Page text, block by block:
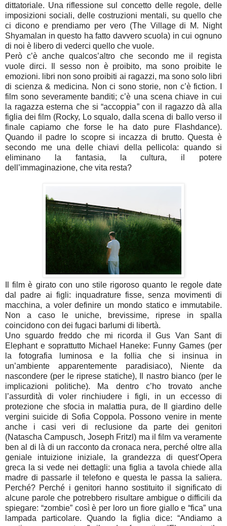
dittatoriale. Una riflessione sul concetto delle regole, delle
imposizioni sociali, delle costruzioni mentali, su quello che
ci dicono e prendiamo per vero (The Village di M. Night
Shyamalan in questo ha fatto davvero scuola) in cui ognuno
di noi è libero di vederci quello che vuole.
Però c’è anche qualcos’altro che secondo me il regista
vuole dirci. Il sesso non è proibito, ma sono proibite le
emozioni. libri non sono proibiti ai ragazzi, ma sono solo libri
di scienza & medicina. Non ci sono storie, non c’è fiction. I
film sono severamente banditi; c’è una scena chiave in cui
la ragazza esterna che si “accoppia” con il ragazzo dà alla
figlia dei film (Rocky, Lo squalo, dalla scena di ballo verso il
finale capiamo che forse le ha dato pure Flashdance).
Quando il padre lo scopre si incazza di brutto. Questa è
secondo me una delle chiavi della pellicola: quando si
eliminano la fantasia, la cultura, il potere
dell’immaginazione, che vita resta?
Il film è girato con uno stile rigoroso quanto le regole date
dal padre ai figli: inquadrature fisse, senza movimenti di
macchina, a voler definire un mondo statico e immutabile.
Non a caso le uniche, brevissime, riprese in spalla
coincidono con dei fugaci barlumi di libertà.
Uno sguardo freddo che mi ricorda il Gus Van Sant di
Elephant e soprattutto Michael Haneke: Funny Games (per
la fotografia luminosa e la follia che si insinua in
un’ambiente apparentemente paradisiaco), Niente da
nascondere (per le riprese statiche), Il nastro bianco (per le
implicazioni politiche). Ma dentro c’ho trovato anche
l’assurdità di voler rinchiudere i figli, in un eccesso di
protezione che sfocia in malattia pura, de Il giardino delle
vergini suicide di Sofia Coppola. Possono venire in mente
anche i casi veri di reclusione da parte dei genitori
(Natascha Campusch, Joseph Fritzl) ma il film va veramente
ben al di là di un racconto da cronaca nera, perché oltre alla
geniale intuizione iniziale, la grandezza di quest’Opera
greca la si vede nei dettagli: una figlia a tavola chiede alla
madre di passarle il telefono e questa le passa la saliera.
Perché? Perché i genitori hanno sostituito il significato di
alcune parole che potrebbero risultare ambigue o difficili da
spiegare: “zombie” così è per loro un fiore giallo e “fica” una
lampada particolare. Quando la figlia dice: “Andiamo a